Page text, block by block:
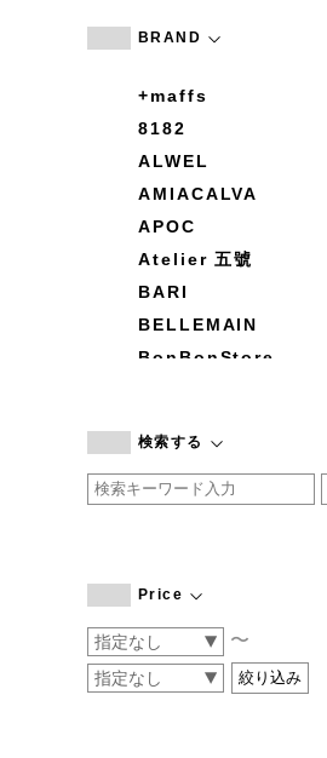
BRAND
+maffs
8182
ALWEL
AMIACALVA
APOC
Atelier 五號
BARI
BELLEMAIN
BonBonStore
by basics
CATWORTH
COGTHEBIGSMOKE
CONVERSE
DEAN & DELUCA
検索する
Price
〜